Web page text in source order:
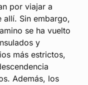
por viajar a
allí. Sin embargo,
se ha vuelto
y
más estrictos,
Además, los